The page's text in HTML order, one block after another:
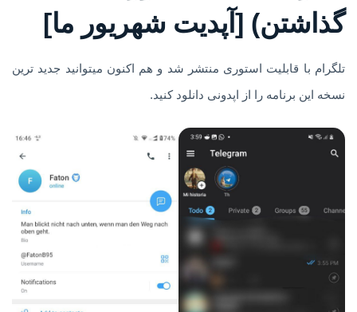
گذاشتن) [آپدیت شهریور ما]
تلگرام با قابلیت استوری منتشر شد و هم اکنون میتوانید جدید ترین
نسخه این برنامه را از اپدونی دانلود کنید.